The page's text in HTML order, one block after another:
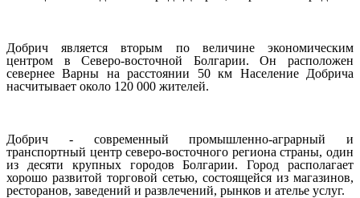
Добрич является вторым по величине экономическим
центром в Северо-восточной Болгарии. Он расположен
севернее Варны на расстоянии 50 км Население Добрича
насчитывает около 120 000 жителей.
Добрич - современный промышленно-аграрный и
транспортный центр северо-восточного региона страны, один
из десяти крупных городов Болгарии. Город располагает
хорошо развитой торговой сетью, состоящейся из магазинов,
ресторанов, заведений и развлечений, рынков и ателье услуг.